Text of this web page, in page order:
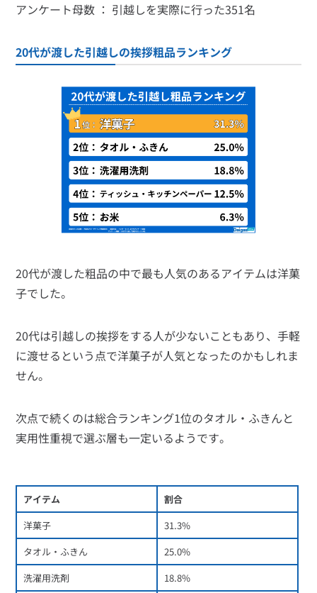
アンケート母数 ： 引越しを実際に行った351名
20代が渡した引越しの挨拶粗品ランキング
20代が渡した粗品の中で最も人気のあるアイテムは洋菓
子でした。
20代は引越しの挨拶をする人が少ないこともあり、手軽
に渡せるという点で洋菓子が人気となったのかもしれま
せん。
次点で続くのは総合ランキング1位のタオル・ふきんと
実用性重視で選ぶ層も一定いるようです。
アイテム
割合
洋菓子
31.3%
タオル・ふきん
25.0%
洗濯用洗剤
18.8%